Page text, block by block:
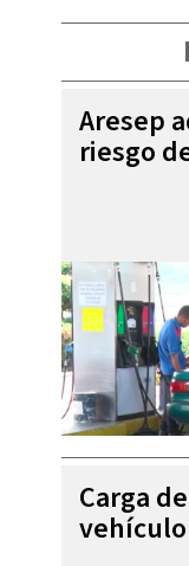
Aresep
riesgo
Carga
vehículo